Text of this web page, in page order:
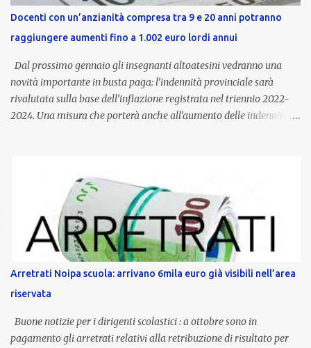
Docenti con un’anzianità compresa tra 9 e 20 anni potranno
raggiungere aumenti fino a 1.002 euro lordi annui
Dal prossimo gennaio gli insegnanti altoatesini vedranno una
novità importante in busta paga: l’indennità provinciale sarà
rivalutata sulla base dell’inflazione registrata nel triennio 2022-
2024. Una misura che porterà anche all’aumento delle indennità di
dedicato alle donne vittime di violenza di genere, in linea con la
normativa nazionale e con l’obiettivo di offrire maggiore tutela e
supporto in situazioni delicate. L’indennità provinciale per i docenti
è un unicum in Italia: si tratta di una misura esclusiva della
Provincia autonoma di Bolzano, che integra in maniera stabile lo
stipendio nazionale grazie alle prerogative garantite
dall’autonomia locale. Non è un bonus temporaneo né un
compenso accessorio, ma una voce strutturale di retribuzione,
aggiornata periodicamente in base al cost...
Arretrati Noipa scuola: arrivano 6mila euro già visibili nell’area
riservata
Buone notizie per i dirigenti scolastici : a ottobre sono in
pagamento gli arretrati relativi alla retribuzione di risultato per